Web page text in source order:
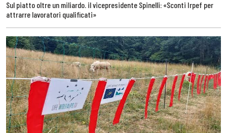
Sul piatto oltre un miliardo. il vicepresidente Spinelli: «Sconti Irpef per
attrarre lavoratori qualificati»